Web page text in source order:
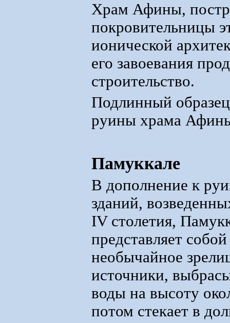
Храм Афины,
покровительницы
ионической
его завоевания
строительство.
Подлинный
руины храма
Памуккале
В дополнение к
зданий,
IV столетия,
представляет
необычайное
источники,
воды на высоту
потом стекает в